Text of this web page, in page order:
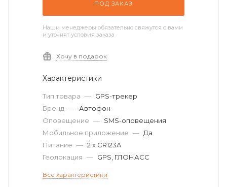
ПОД ЗАКАЗ
Наши менеджеры обязательно свяжутся с вами
и уточнят условия заказа
Хочу в подарок
Характеристики
Тип товара — GPS-трекер
Бренд — Автофон
Оповещение — SMS-оповещения
Мобильное приложение — Да
Питание — 2 x CR123A
Геолокация — GPS, ГЛОНАСС
Все характеристики